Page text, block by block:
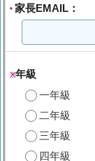
* 家長EMAIL：
※年級
一年級
二年級
三年級
四年級